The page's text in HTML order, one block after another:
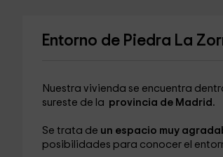
Entorno de Piedra La
Nuestra vivienda se encuentra
sureste de la provincia de Madrid.
Se trata de un espacio muy
posibilidades para conocer el